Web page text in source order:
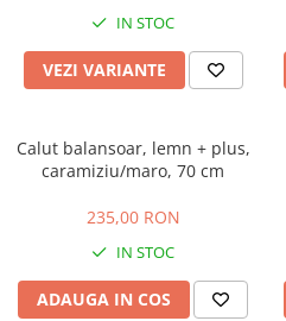
IN STOC
VEZI VARIANTE
Calut balansoar, lemn + plus,
caramiziu/maro, 70 cm
235,00 RON
IN STOC
ADAUGA IN COS